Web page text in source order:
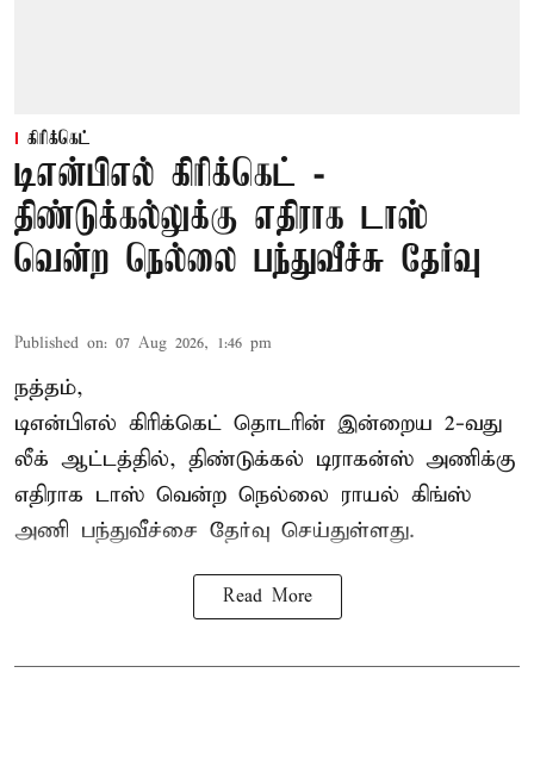
கிரிக்கெட்
டிஎன்பிஎல் கிரிக்கெட் -
திண்டுக்கல்லுக்கு எதிராக டாஸ்
வென்ற நெல்லை பந்துவீச்சு தேர்வு
Published on: 07 Aug 2026, 1:46 pm
நத்தம்,
டிஎன்பிஎல் கிரிக்கெட் தொடரின் இன்றைய 2-வது
லீக் ஆட்டத்தில், திண்டுக்கல் டிராகன்ஸ் அணிக்கு
எதிராக டாஸ் வென்ற நெல்லை ராயல் கிங்ஸ்
அணி பந்துவீச்சை தேர்வு செய்துள்ளது.
Read More